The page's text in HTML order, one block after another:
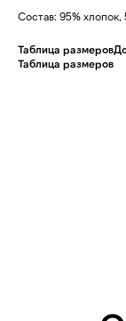
Состав: 95% хлопок,
Таблица размеров
Таблица размеров